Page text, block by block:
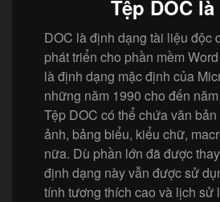
Tệp DOC
DOC là định dạng tài liệu độc
phát triển cho phần mềm
là định dạng mặc định của
những năm 1990 cho đến
Tệp DOC có thể chứa văn
ảnh, bảng biểu, kiểu chữ,
nữa. Dù phần lớn đã được
định dạng này vẫn được sử
tính tương thích cao và lịch sử